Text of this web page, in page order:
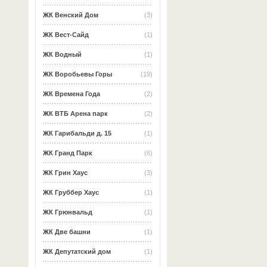
(3)
ЖК Венский Дом
(1)
ЖК Вест-Сайд
(1)
ЖК Водный
(19)
ЖК Воробьевы Горы
(2)
ЖК Времена Года
(2)
ЖК ВТБ Арена парк
(1)
ЖК Гарибальди д. 15
(6)
ЖК Гранд Парк
(3)
ЖК Грин Хаус
(1)
ЖК Груббер Хаус
(1)
ЖК Грюнвальд
(1)
ЖК Две башни
(1)
ЖК Депутатский дом